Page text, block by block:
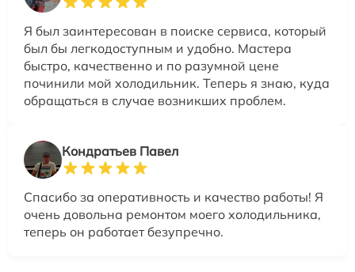
Я был заинтересован в поиске сервиса, который
был бы легкодоступным и удобно. Мастера
быстро, качественно и по разумной цене
починили мой холодильник. Теперь я знаю, куда
обращаться в случае возникших проблем.
Кондратьев Павел
Спасибо за оперативность и качество работы! Я
очень довольна ремонтом моего холодильника,
теперь он работает безупречно.